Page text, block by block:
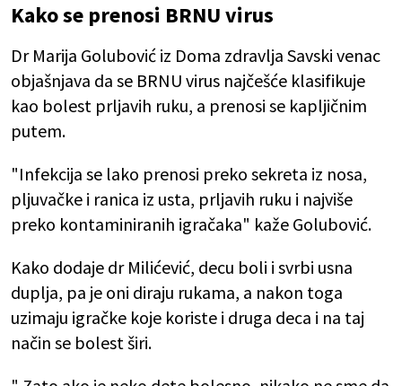
Kako se prenosi BRNU virus
Dr Marija Golubović iz Doma zdravlja Savski venac
objašnjava da se BRNU virus najčešće klasifikuje
kao bolest prljavih ruku, a prenosi se kapljičnim
putem.
"Infekcija se lako prenosi preko sekreta iz nosa,
pljuvačke i ranica iz usta, prljavih ruku i najviše
preko kontaminiranih igračaka" kaže Golubović.
Kako dodaje dr Milićević, decu boli i svrbi usna
duplja, pa je oni diraju rukama, a nakon toga
uzimaju igračke koje koriste i druga deca i na taj
način se bolest širi.